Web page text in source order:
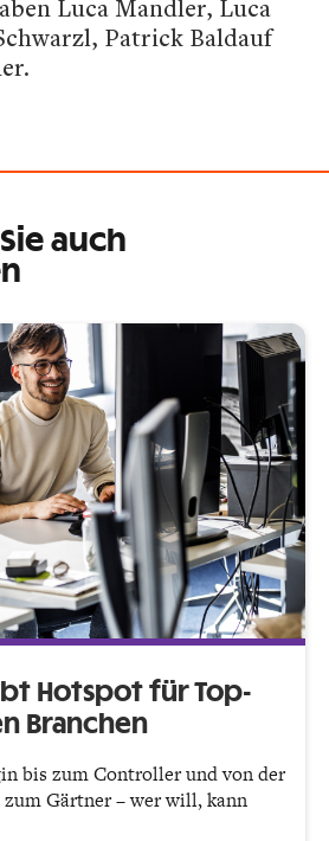
Luca Mandler, Luca
Patrick Baldauf
auch
Hotspot für Top-
Branchen
bis zum Controller und von der
Gärtner – wer will, kann